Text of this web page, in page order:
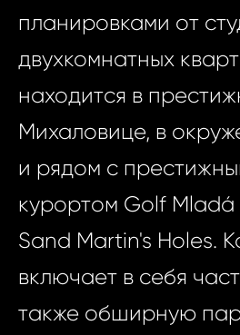
планировками от
двухкомнатных
находится в
Михаловице, в
и рядом с
курортом Golf Mladá
Sand Martin's Holes.
включает в себя
также обширную